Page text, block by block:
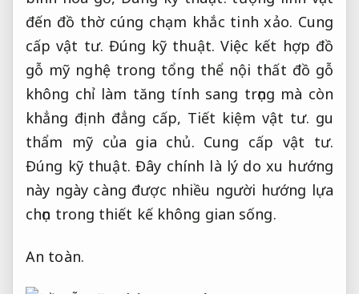
đến đồ thờ cúng chạm khắc tinh xảo. Cung
cấp vật tư. Đúng kỹ thuật. Việc kết hợp đồ
gỗ mỹ nghệ trong tổng thể nội thất đồ gỗ
không chỉ làm tăng tính sang trọng mà còn
khẳng định đẳng cấp, Tiết kiệm vật tư. gu
thẩm mỹ của gia chủ. Cung cấp vật tư.
Đúng kỹ thuật. Đây chính là lý do xu hướng
này ngày càng được nhiều người hướng lựa
chọn trong thiết kế không gian sống.
An toàn.